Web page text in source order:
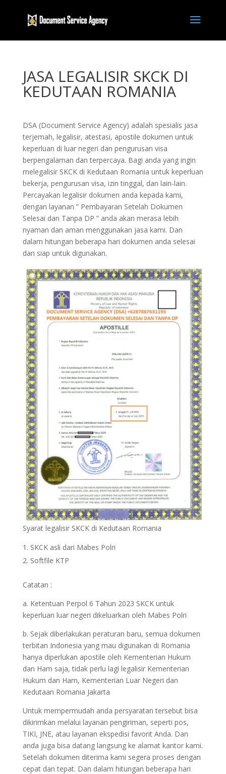
JASA LEGALISIR SKCK DI
KEDUTAAN ROMANIA
DSA (Document Service Agency) adalah spesialis jasa
terjemah, legalisir, atestasi, apostile dokumen untuk
keperluan di luar negeri dan pengurusan visa
berpengalaman dan terpercaya. Bagi anda yang ingin
melegalisir SKCK di Kedutaan Romania untuk keperluan
bekerja, pengurusan visa, izin tinggal, dan lain-lain.
Percayakan legalisir dokumen anda kepada kami,
dengan layanan ” Pembayaran Setelah Dokumen
Selesai dan Tanpa DP ” anda akan merasa lebih
nyaman dan aman menggunakan jasa kami. Dan
dalam hitungan beberapa hari dokumen anda selesai
dan siap untuk digunakan.
Syarat legalisir SKCK di Kedutaan Romania
SKCK asli dari Mabes Polri
Softfile KTP
Catatan :
a. Ketentuan Perpol 6 Tahun 2023 SKCK untuk
keperluan luar negeri dikeluarkan oleh Mabes Polri
b. Sejak diberlakukan peraturan baru, semua dokumen
terbitan Indonesia yang mau digunakan di Romania
hanya diperlukan apostile oleh Kementerian Hukum
dan Ham saja, tidak perlu lagi legalisir Kementerian
Hukum dan Ham, Kementerian Luar Negeri dan
Kedutaan Romania Jakarta
Untuk mempermudah anda persyaratan tersebut bisa
dikirimkan melalui layanan pengiriman, seperti pos,
TIKI, JNE, atau layanan ekspedisi favorit Anda. Dan
anda juga bisa datang langsung ke alamat kantor kami.
Setelah dokumen diterima kami segera proses dengan
cepat dan tepat. Dan dalam hitungan beberapa hari